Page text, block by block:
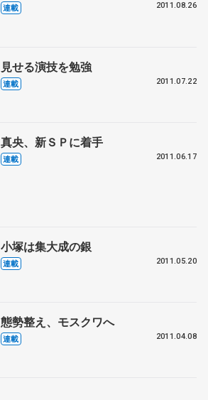
連載 2011.08.26
見せる演技を勉強
連載 2011.07.22
真央、新ＳＰに着手
連載 2011.06.17
小塚は集大成の銀
連載 2011.05.20
態勢整え、モスクワへ
連載 2011.04.08